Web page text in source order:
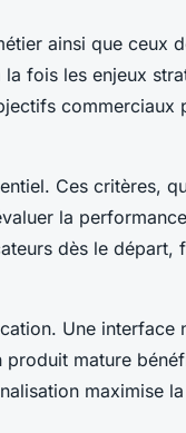
ainsi que ceux
fois les enjeux
commerciaux
Ces critères,
la
dès le départ,
Une interface
mature
maximise